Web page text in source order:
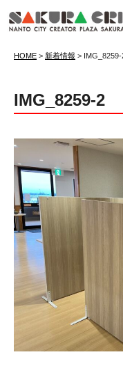
HOME > 新着情報 > IMG_8259-
IMG_8259-2